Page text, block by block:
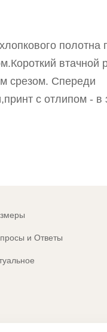
втачной
срезом. Спереди
с отлипом - в
и Ответы